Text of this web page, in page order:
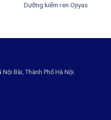
Dưỡng kiểm ren Ojiyas
Bài, Thành Phố Hà Nội.